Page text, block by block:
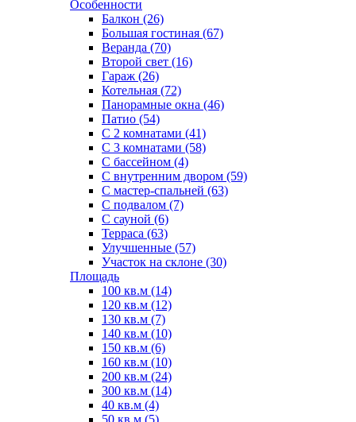
Особенности
Балкон (26)
Большая гостиная (67)
Веранда (70)
Второй свет (16)
Гараж (26)
Котельная (72)
Панорамные окна (46)
Патио (54)
С 2 комнатами (41)
С 3 комнатами (58)
С бассейном (4)
С внутренним двором (59)
С мастер-спальней (63)
С подвалом (7)
С сауной (6)
Терраса (63)
Улучшенные (57)
Участок на склоне (30)
Площадь
100 кв.м (14)
120 кв.м (12)
130 кв.м (7)
140 кв.м (10)
150 кв.м (6)
160 кв.м (10)
200 кв.м (24)
300 кв.м (14)
40 кв.м (4)
50 кв.м (5)